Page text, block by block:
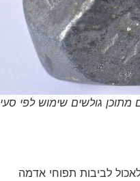
גולשים שימוש לפי סעיף
לביבות תפוחי אדמה